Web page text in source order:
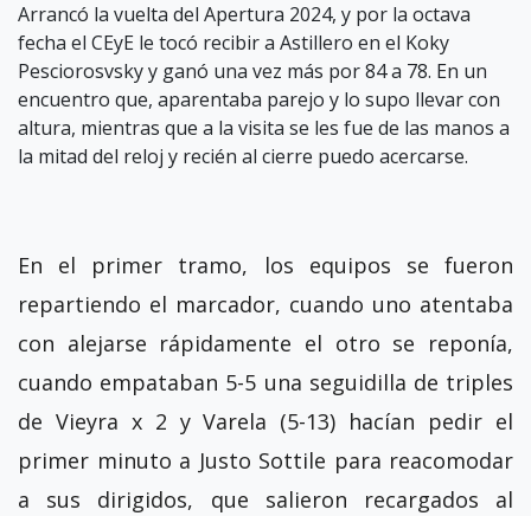
Arrancó la vuelta del Apertura 2024, y por la octava
fecha el CEyE le tocó recibir a Astillero en el Koky
Pesciorosvsky y ganó una vez más por 84 a 78. En un
encuentro que, aparentaba parejo y lo supo llevar con
altura, mientras que a la visita se les fue de las manos a
la mitad del reloj y recién al cierre puedo acercarse.
En el primer tramo, los equipos se fueron
repartiendo el marcador, cuando uno atentaba
con alejarse rápidamente el otro se reponía,
cuando empataban 5-5 una seguidilla de triples
de Vieyra x 2 y Varela (5-13) hacían pedir el
primer minuto a Justo Sottile para reacomodar
a sus dirigidos, que salieron recargados al